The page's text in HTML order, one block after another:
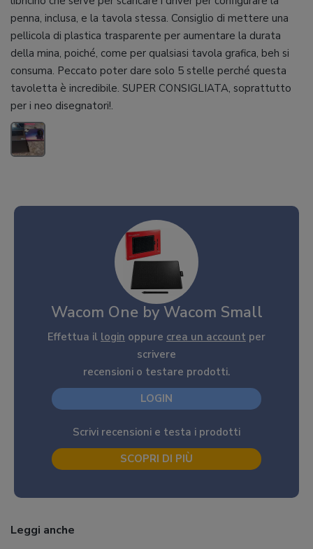
penna, inclusa, e la tavola stessa. Consiglio di mettere una
pellicola di plastica trasparente per aumentare la durata
della mina, poiché, come per qualsiasi tavola grafica, beh si
consuma. Peccato poter dare solo 5 stelle perché questa
tavoletta è incredibile. SUPER CONSIGLIATA, soprattutto
per i neo disegnatori!.
Wacom One by Wacom Small
Effettua il login oppure crea un account per
scrivere
recensioni o testare prodotti.
LOGIN
Scrivi recensioni e testa i prodotti
SCOPRI DI PIÙ
Leggi anche